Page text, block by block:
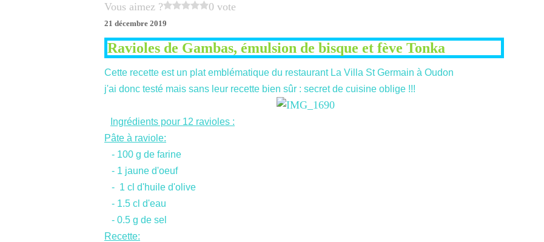
Vous aimez ? 0 vote
21 décembre 2019
Ravioles de Gambas, émulsion de bisque et fève Tonka
Cette recette est un plat emblématique du restaurant La Villa St Germain à Oudon
j'ai donc testé mais sans leur recette bien sûr : secret de cuisine oblige !!!
Ingrédients pour 12 ravioles :
Pâte à raviole:
- 100 g de farine
- 1 jaune d'oeuf
- 1 cl d'huile d'olive
- 1.5 cl d'eau
- 0.5 g de sel
Recette: